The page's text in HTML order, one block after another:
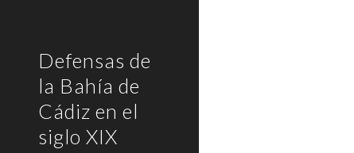
Defensas de
la Bahía de
Cádiz en el
siglo XIX